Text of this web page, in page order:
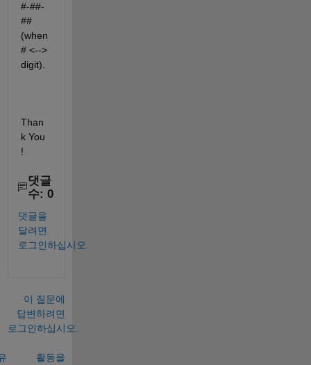
#-##-
##
(when
# <-->
digit).
Than
k You
!
댓글
수: 0
댓글을
달려면
로그인하십시오.
이 질문에
답변하려면
로그인하십시오.
활동을